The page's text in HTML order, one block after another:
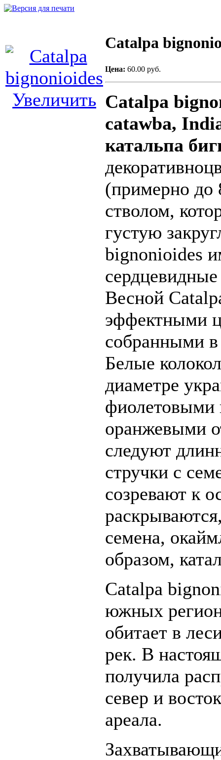
Увеличить
Catalpa
Цена: 60.00 руб.
Catalpa
catawba,
катальпа
(примерно до
стволом,
густую
bignonioides
Весной
эффектными
собранными в
Белые
диаметре
фиолетовыми
оранжевыми
следуют
стручки с
созревают к
семена,
образом,
Catalpa
южных
обитает в
рек. В
получила
север и
ареала.